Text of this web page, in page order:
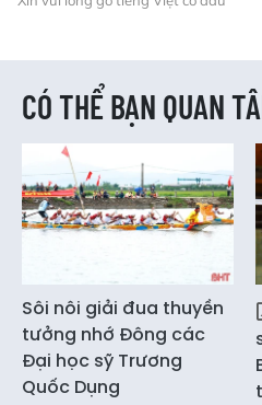
CÓ THỂ BẠN QUAN
Sôi nôi giải đua thuyền
tưởng nhớ Đông các
Đại học sỹ Trương
Quốc Dụng